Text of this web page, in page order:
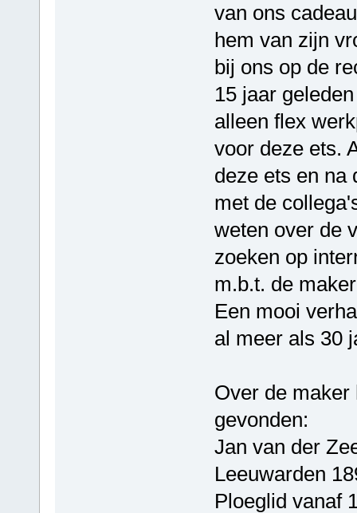
van ons
hem van zijn
bij ons op de
15 jaar
alleen flex
voor deze ets.
deze ets en na
met de
weten over de
zoeken op
m.b.t. de
Een mooi
al meer als 30
Over de maker
gevonden:
Jan van der
Leeuwarden
Ploeglid vanaf